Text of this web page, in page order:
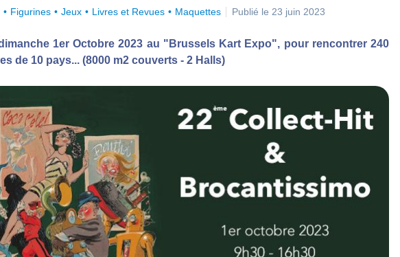
Figurines Jeux Livres et Revues Maquettes Publié le 23 juin 2023
1er Octobre 2023 au "Brussels Kart Expo", pour rencontrer 240
de 10 pays... (8000 m2 couverts - 2 Halls)